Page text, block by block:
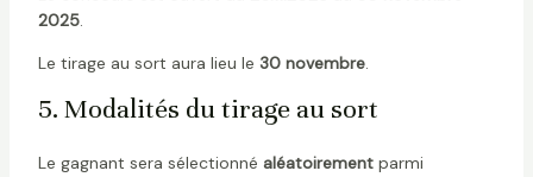
2025.
Le tirage au sort aura lieu le 30 novembre.
5. Modalités du tirage au sort
Le gagnant sera sélectionné aléatoirementparmi